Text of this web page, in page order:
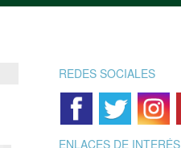
REDES SOCIALES
ENLACES DE INTERÉS